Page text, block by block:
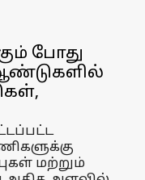
போது
மற்றும்